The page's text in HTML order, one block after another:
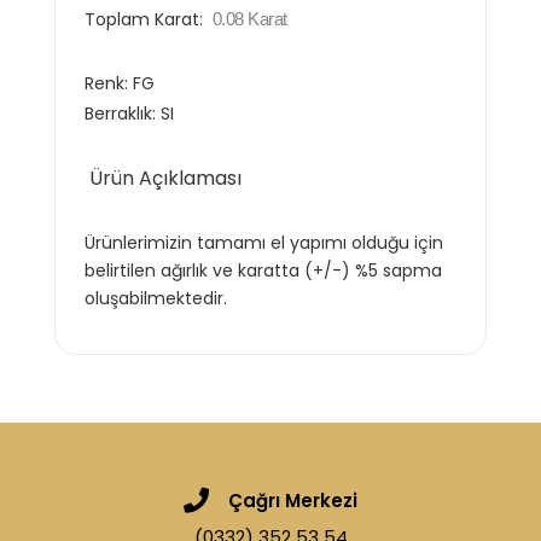
Toplam Karat: 0.08 Karat
Renk: FG
Berraklık: SI
Ürün Açıklaması
Ürünlerimizin tamamı el yapımı olduğu için
belirtilen ağırlık ve karatta (+/-) %5 sapma
oluşabilmektedir.
Çağrı Merkezi